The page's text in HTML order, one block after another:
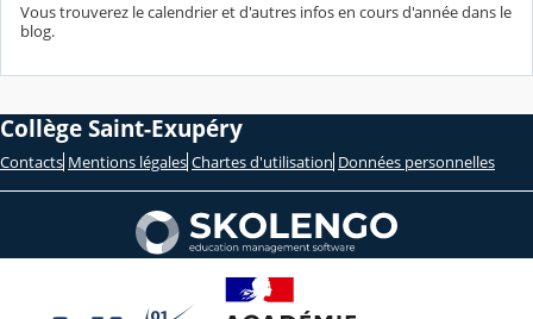
Vous trouverez le calendrier et d'autres infos en cours d'année dans le
blog.
Collège Saint-Exupéry
Contacts Mentions légales Chartes d'utilisation Données personnelles